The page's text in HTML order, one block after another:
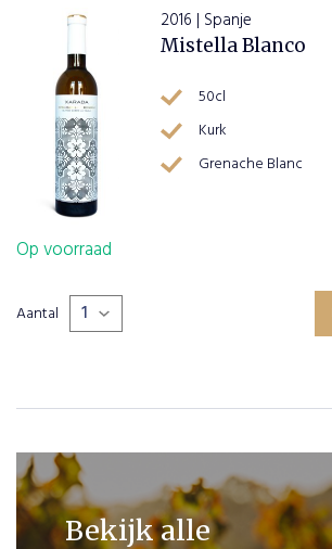
2016 | Spanje
Mistella Blanco
50cl
Kurk
Grenache Blanc
Op voorraad
Aantal
Bekijk alle
VERDER
WINKELEN